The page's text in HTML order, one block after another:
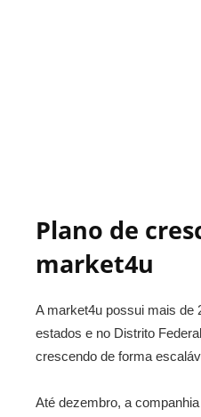
Plano de
market4u
A market4u possui mais de
estados e no Distrito
crescendo de forma
Até dezembro, a